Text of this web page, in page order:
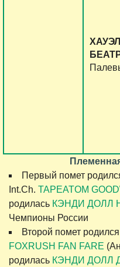
ХАУЭЛ
Первый помет
Int.Ch. TAPEATOM
родилась КЭНДИ ДОЛЛ
Чемпионы России
Второй помет
FOXRUSH FAN FARE
родилась КЭНДИ ДОЛЛ